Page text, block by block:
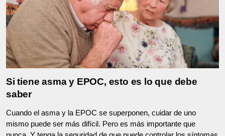
Si tiene asma y EPOC, esto es lo que debe
saber
Cuando el asma y la EPOC se superponen, cuidar de uno
mismo puede ser más difícil. Pero es más importante que